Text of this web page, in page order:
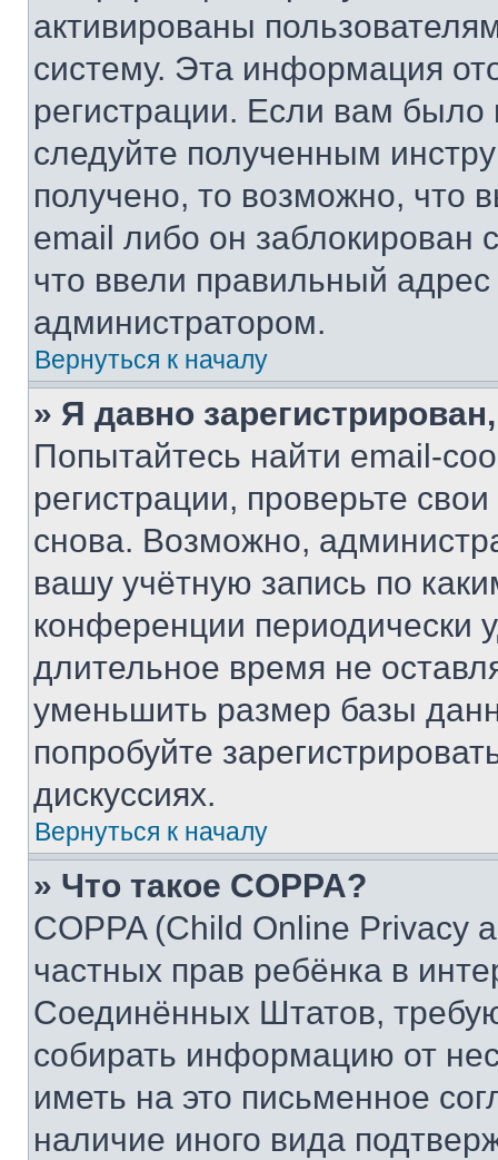
активированы
систему. Эта информация
регистрации. Если вам
следуйте полученным
получено, то возможно, что
email либо он
что ввели правильный адрес
администратором.
Вернуться к началу
» Я давно
Попытайтесь найти email-
регистрации, проверьте
снова. Возможно,
вашу учётную запись по
конференции периодически
длительное время не
уменьшить размер базы
попробуйте
дискуссиях.
Вернуться к началу
» Что такое COPPA?
COPPA (Child Online Privacy
частных прав ребёнка в
Соединённых Штатов,
собирать информацию от
иметь на это письменное
наличие иного вида